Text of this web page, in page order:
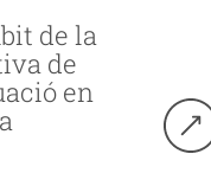
de la
de
en